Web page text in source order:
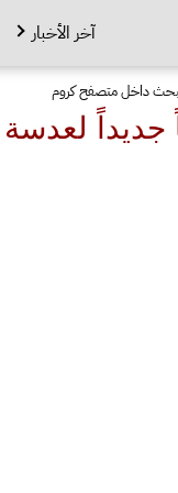
آخر الأخبار
داخل متصفح كروم
جديداً